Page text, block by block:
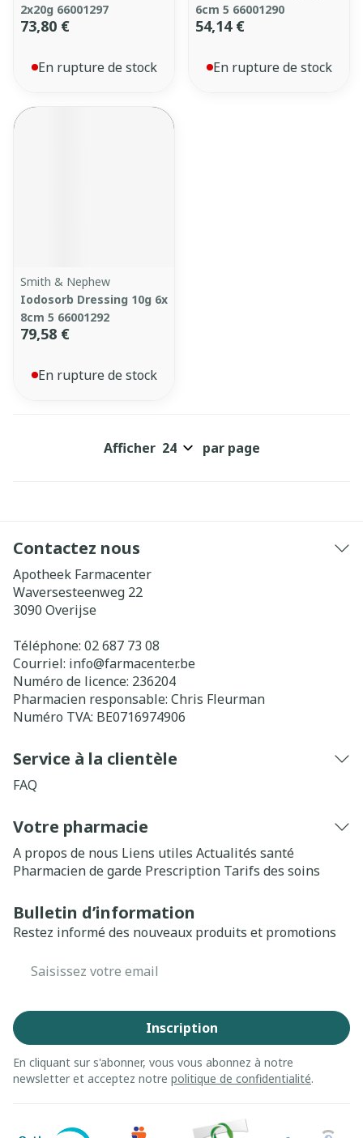
2x20g 66001297
73,80 €
En rupture de stock
6cm 5 66001290
54,14 €
En rupture de stock
Smith & Nephew
Iodosorb Dressing 10g 6x
8cm 5 66001292
79,58 €
En rupture de stock
Afficher par page
Contactez nous
Apotheek Farmacenter
Waversesteenweg 22
3090 Overijse
Téléphone: 02 687 73 08
Courriel: info@farmacenter.be
Numéro de licence: 236204
Pharmacien responsable: Chris Fleurman
Numéro TVA: BE0716974906
Service à la clientèle
FAQ
Votre pharmacie
A propos de nous Liens utiles Actualités santé
Pharmacien de garde Prescription Tarifs des soins
Bulletin d’information
Restez informé des nouveaux produits et promotions
Inscription
En cliquant sur s'abonner, vous vous abonnez à notre
newsletter et acceptez notre politique de confidentialité.